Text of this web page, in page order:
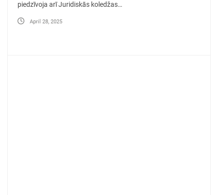
piedzīvoja arī Juridiskās koledžas…
April 28, 2025